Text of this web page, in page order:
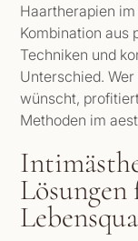
Haartherapien
Kombination aus
Techniken und
Unterschied.
wünscht,
Methoden im